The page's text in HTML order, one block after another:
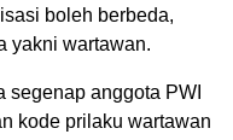
boleh berbeda,
yakni wartawan.
segenap anggota PWI
kode prilaku wartawan